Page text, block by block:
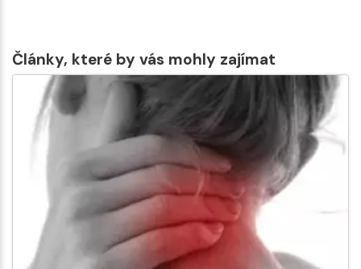
Články, které by vás mohly zajímat